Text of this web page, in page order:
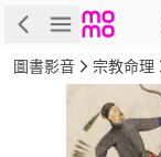
商品
圖書影音 宗教命理